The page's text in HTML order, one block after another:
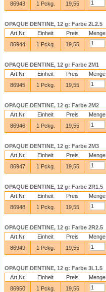
86943
1 Pckg. 19,55
OPAQUE DENTINE, 12 g: Farbe 2L2.5
Art.Nr.
Einheit Preis
Menge
86944
1 Pckg. 19,55
OPAQUE DENTINE, 12 g: Farbe 2M1
Art.Nr.
Einheit Preis
Menge
86945
1 Pckg. 19,55
OPAQUE DENTINE, 12 g: Farbe 2M2
Art.Nr.
Einheit Preis
Menge
86946
1 Pckg. 19,55
OPAQUE DENTINE, 12 g: Farbe 2M3
Art.Nr.
Einheit Preis
Menge
86947
1 Pckg. 19,55
OPAQUE DENTINE, 12 g: Farbe 2R1.5
Art.Nr.
Einheit Preis
Menge
86948
1 Pckg. 19,55
OPAQUE DENTINE, 12 g: Farbe 2R2.5
Art.Nr.
Einheit Preis
Menge
86949
1 Pckg. 19,55
OPAQUE DENTINE, 12 g: Farbe 3L1.5
Art.Nr.
Einheit Preis
Menge
86950
1 Pckg. 19,55